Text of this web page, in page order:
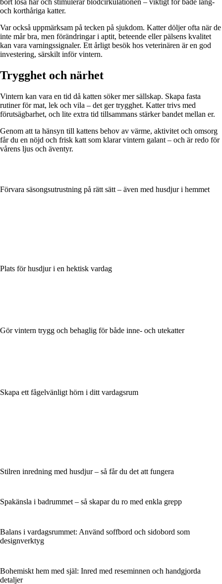
bort lösa hår och stimulerar blodcirkulationen – viktigt för både lång-
och korthåriga katter.
Var också uppmärksam på tecken på sjukdom. Katter döljer ofta när de
inte mår bra, men förändringar i aptit, beteende eller pälsens kvalitet
kan vara varningssignaler. Ett årligt besök hos veterinären är en god
investering, särskilt inför vintern.
Trygghet och närhet
Vintern kan vara en tid då katten söker mer sällskap. Skapa fasta
rutiner för mat, lek och vila – det ger trygghet. Katter trivs med
förutsägbarhet, och lite extra tid tillsammans stärker bandet mellan er.
Genom att ta hänsyn till kattens behov av värme, aktivitet och omsorg
får du en nöjd och frisk katt som klarar vintern galant – och är redo för
vårens ljus och äventyr.
Förvara säsongsutrustning på rätt sätt – även med husdjur i hemmet
Plats för husdjur i en hektisk vardag
Gör vintern trygg och behaglig för både inne- och utekatter
Skapa ett fågelvänligt hörn i ditt vardagsrum
Stilren inredning med husdjur – så får du det att fungera
Spakänsla i badrummet – så skapar du ro med enkla grepp
Balans i vardagsrummet: Använd soffbord och sidobord som
designverktyg
Bohemiskt hem med själ: Inred med reseminnen och handgjorda
detaljer